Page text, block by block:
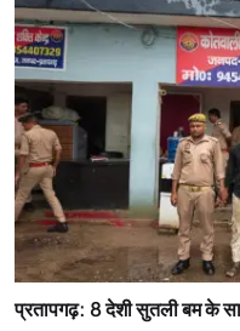
प्रतापगढ़: 8 देशी सुतली बम के